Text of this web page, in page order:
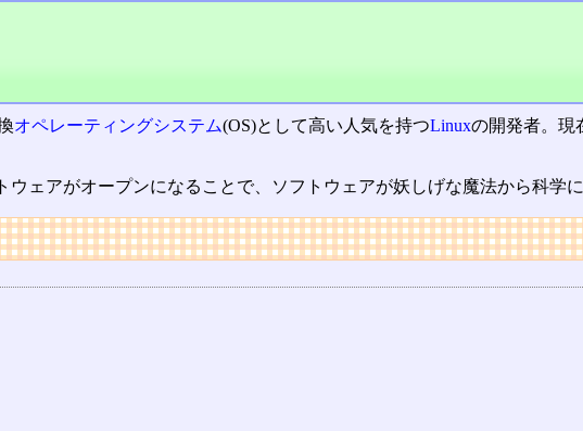
オペレーティングシステム(OS)として高い人気を持つLinuxの開発者。現
ウェアがオープンになることで、ソフトウェアが妖しげな魔法から科学